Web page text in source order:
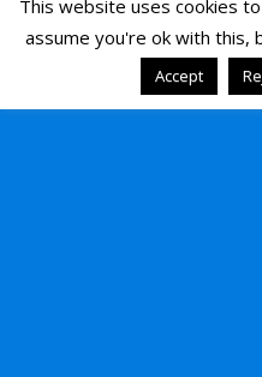
Mobil
This website uses cookies
assume you're ok with this,
Accept